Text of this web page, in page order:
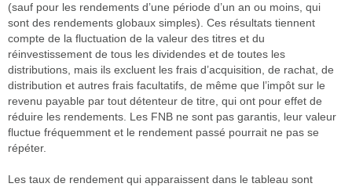
(sauf pour les rendements d’une période d’un an ou moins, qui
sont des rendements globaux simples). Ces résultats tiennent
compte de la fluctuation de la valeur des titres et du
réinvestissement de tous les dividendes et de toutes les
distributions, mais ils excluent les frais d’acquisition, de rachat, de
distribution et autres frais facultatifs, de même que l’impôt sur le
revenu payable par tout détenteur de titre, qui ont pour effet de
réduire les rendements. Les FNB ne sont pas garantis, leur valeur
fluctue fréquemment et le rendement passé pourrait ne pas se
répéter.
Les taux de rendement qui apparaissent dans le tableau sont